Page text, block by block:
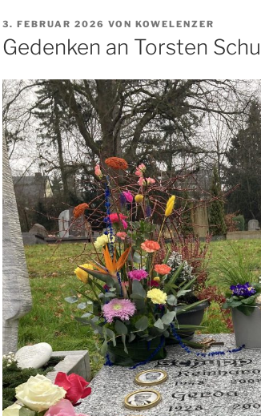
VERÖFFENTLICHT
AM
3. FEBRUAR 2026 VON KOWELENZER
Gedenken an Torsten